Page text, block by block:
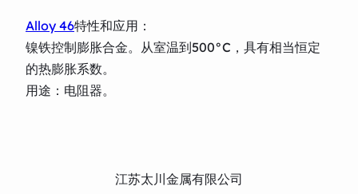
Alloy 46特性和应用：
镍铁控制膨胀合金。从室温到500°C，具有相当恒定
的热膨胀系数。
用途：电阻器。
江苏太川金属有限公司